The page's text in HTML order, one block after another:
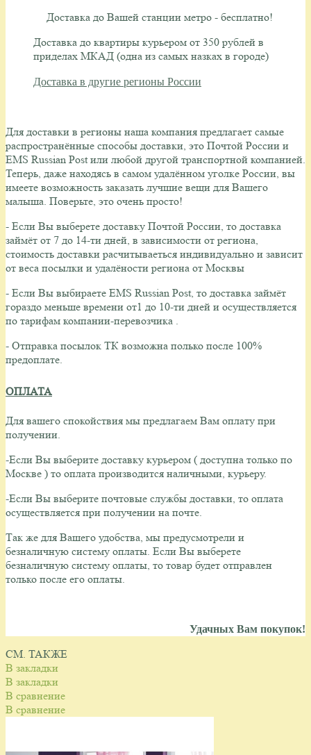
Доставка до Вашей станции метро - бесплатно!
Доставка до квартиры курьером от 350 рублей в
приделах МКАД (одна из самых назках в городе)
Доставка в другие регионы России
Для доставки в регионы наша компания предлагает самые
распространённые способы доставки, это Почтой России и
EMS Russian Post или любой другой транспортной компанией.
Теперь, даже находясь в самом удалённом уголке России, вы
имеете возможность заказать лучшие вещи для Вашего
малыша. Поверьте, это очень просто!
- Если Вы выберете доставку Почтой России, то доставка
займёт от 7 до 14-ти дней, в зависимости от региона,
стоимость доставки расчитываеться индивидуально и зависит
от веса посылки и удалёности региона от Москвы
- Если Вы выбираете EMS Russian Post, то доставка займёт
гораздо меньше времени от1 до 10-ти дней и осуществляется
по тарифам компании-перевозчика .
- Отправка посылок ТК возможна полько после 100%
предоплате.
ОПЛАТА
Для вашего спокойствия мы предлагаем Вам оплату при
получении.
-Если Вы выберите доставку курьером ( доступна только по
Москве ) то оплата производится наличными, курьеру.
-Если Вы выберите почтовые службы доставки, то оплата
осуществляется при получении на почте.
Так же для Вашего удобства, мы предусмотрели и
безналичную систему оплаты. Если Вы выберете
безналичную систему оплаты, то товар будет отправлен
только после его оплаты.
Удачных Вам покупок!
СМ. ТАКЖЕ
В закладки
В закладки
В сравнение
В сравнение